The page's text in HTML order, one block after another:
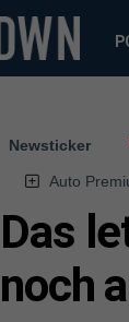
Newsticker
Auto
Das
noch